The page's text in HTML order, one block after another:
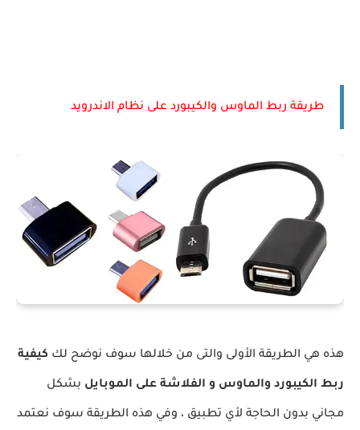
طريقة ربط الماوس والكيبورد على نظام الاندرويد
هذه هي الطريقة الأولى والتى من خلالها سوف نوضح لك كيفية
ربط الكيبورد والماوس و الفلاشة على الموبايل بشكل
مجاني بدون الحاجة لأي تطبيق ، وفي هذه الطريقة سوف نعتمد